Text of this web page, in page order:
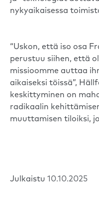
nykyaikaisessa
“Uskon, että iso osa
perustuu siihen, että
missioomme auttaa
aikaiseksi töissä”,
keskittyminen on
radikaalin
muuttamisen tiloiksi,
Julkaistu 10.10.2025